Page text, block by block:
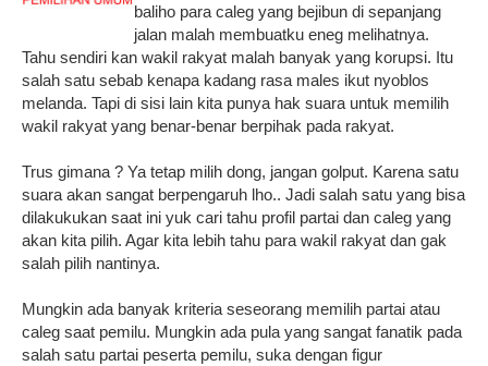
baliho para caleg yang bejibun di sepanjang
jalan malah membuatku eneg melihatnya.
Tahu sendiri kan wakil rakyat malah banyak yang korupsi. Itu
salah satu sebab kenapa kadang rasa males ikut nyoblos
melanda. Tapi di sisi lain kita punya hak suara untuk memilih
wakil rakyat yang benar-benar berpihak pada rakyat.
Trus gimana ? Ya tetap milih dong, jangan golput. Karena satu
suara akan sangat berpengaruh lho.. Jadi salah satu yang bisa
dilakukukan saat ini yuk cari tahu profil partai dan caleg yang
akan kita pilih. Agar kita lebih tahu para wakil rakyat dan gak
salah pilih nantinya.
Mungkin ada banyak kriteria seseorang memilih partai atau
caleg saat pemilu. Mungkin ada pula yang sangat fanatik pada
salah satu partai peserta pemilu, suka dengan figur